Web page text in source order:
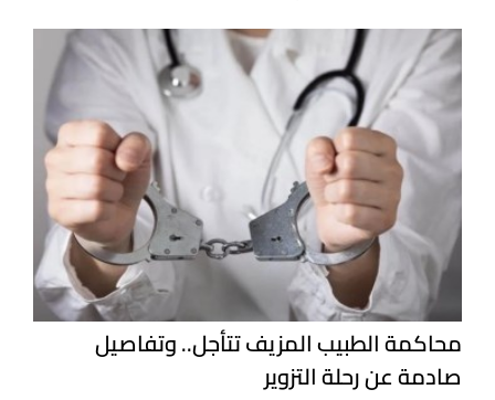
محاكمة الطبيب المزيف تتأجل.. وتفاصيل
صادمة عن رحلة التزوير